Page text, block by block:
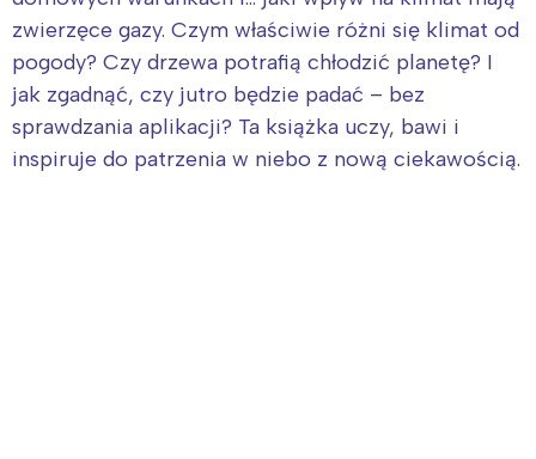
zwierzęce gazy. Czym właściwie różni się klimat od
pogody? Czy drzewa potrafią chłodzić planetę? I
jak zgadnąć, czy jutro będzie padać – bez
sprawdzania aplikacji? Ta książka uczy, bawi i
inspiruje do patrzenia w niebo z nową ciekawością.